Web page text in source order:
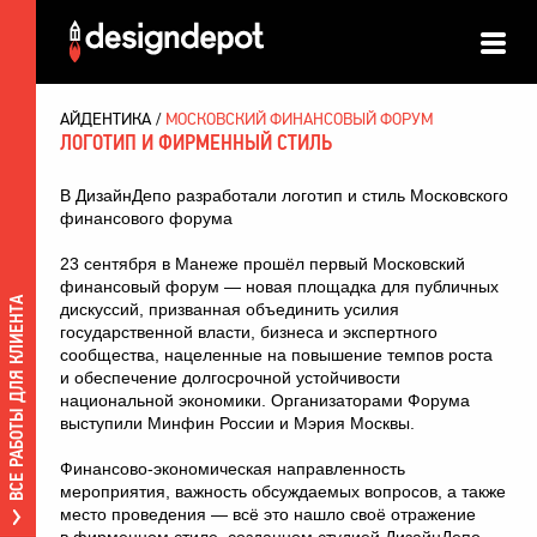
ВСЕ РАБОТЫ ДЛЯ КЛИЕНТА
АЙДЕНТИКА МОСКОВСКИЙ ФИНАНСОВЫЙ ФОРУМ
ЛОГОТИП И ФИРМЕННЫЙ СТИЛЬ
В ДизайнДепо разработали логотип и стиль Московского
финансового форума
23 сентября в Манеже прошёл первый Московский
финансовый форум — новая площадка для публичных
дискуссий, призванная объединить усилия
государственной власти, бизнеса и экспертного
сообщества, нацеленные на повышение темпов роста
и обеспечение долгосрочной устойчивости
национальной экономики. Организаторами Форума
выступили Минфин России и Мэрия Москвы.
Финансово-экономическая направленность
мероприятия, важность обсуждаемых вопросов, а также
место проведения — всё это нашло своё отражение